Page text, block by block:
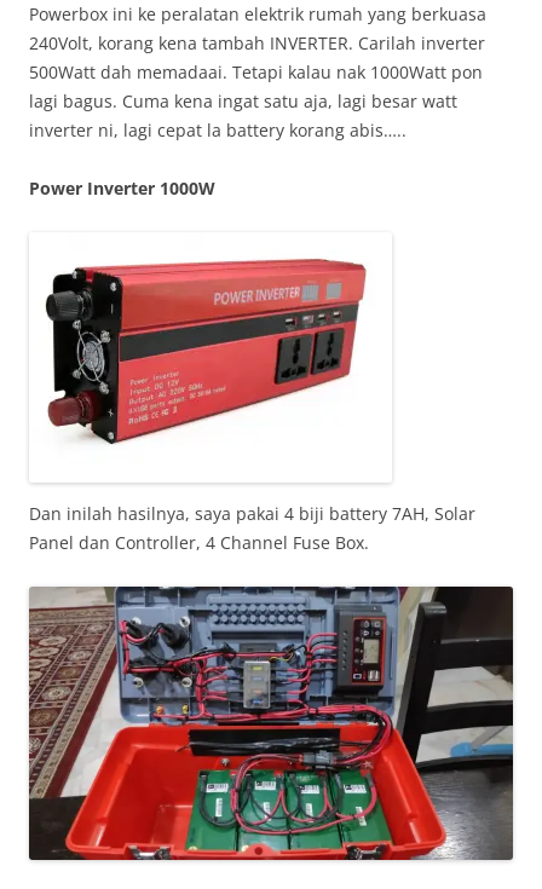
Powerbox ini ke peralatan elektrik rumah yang berkuasa
240Volt, korang kena tambah INVERTER. Carilah inverter
500Watt dah memadaai. Tetapi kalau nak 1000Watt pon
lagi bagus. Cuma kena ingat satu aja, lagi besar watt
inverter ni, lagi cepat la battery korang abis…..
Power Inverter 1000W
Dan inilah hasilnya, saya pakai 4 biji battery 7AH, Solar
Panel dan Controller, 4 Channel Fuse Box.